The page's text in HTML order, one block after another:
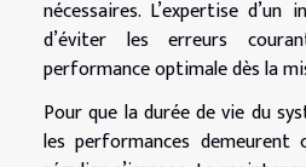
nécessaires. L’expertise
d’éviter les erreurs
performance optimale dès la
Pour que la durée de vie du
les performances